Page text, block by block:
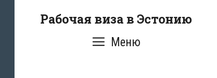
Рабочая виза в Эстонию
Меню